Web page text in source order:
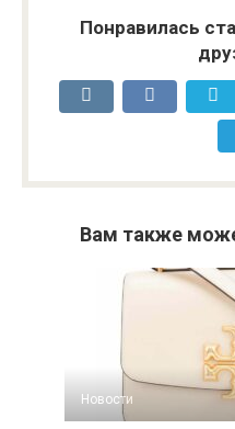
Понравилась
Вам также
Новости